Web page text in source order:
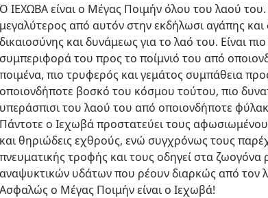
Ο ΙΕΧΩΒΑ είναι ο Μέγας Ποιμήν όλου του λαού του.
μεγαλύτερος από αυτόν στην εκδήλωσι αγάπης και
δικαιοσύνης και δυνάμεως για το λαό του. Είναι
συμπεριφορά του προς το ποίμνιό του από
ποιμένα, πιο τρυφερός και γεμάτος συμπάθεια
οποιονδήποτε βοσκό του κόσμου τούτου, πιο
υπεράσπισι του λαού του από οποιονδήποτε
Πάντοτε ο Ιεχωβά προστατεύει τους
και θηριώδεις εχθρούς, ενώ συγχρόνως τους
πνευματικής τροφής και τους οδηγεί στα
αναψυκτικών υδάτων που ρέουν διαρκώς από τον
Ασφαλώς ο Μέγας Ποιμήν είναι ο Ιεχωβά!